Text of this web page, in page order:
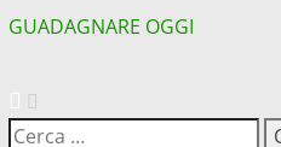
GUADAGNARE OGGI
Ricerca